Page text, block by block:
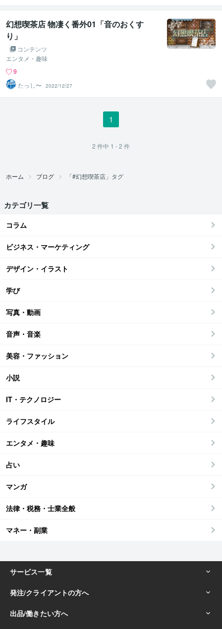
幻想喫茶店 物凄く番外01「音のおくす
り」
コンテンツ
エンタメ・趣味
9
たっし〜
2022/12/27
1
2 件中 1 - 2 件
ホーム ブログ 「#幻想喫茶店」タグ
カテゴリ一覧
コラム
ビジネス・マーケティング
デザイン・イラスト
学び
写真・動画
音声・音楽
美容・ファッション
小説
IT・テクノロジー
ライフスタイル
エンタメ・趣味
占い
マンガ
法律・税務・士業全般
マネー・副業